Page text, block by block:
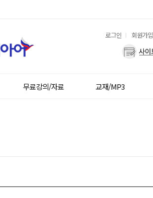
로그인 회원가입
사
용
뉴
무료강의/자료 교재/MP3